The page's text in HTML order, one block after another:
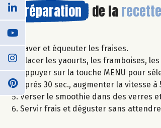
Préparation de la recette
Laver et équeuter les fraises.
Placer les yaourts, les framboises,
Appuyer sur la touche MENU pour
Après 30 sec., augmenter la vitesse
Verser le smoothie dans des verres
Servir frais et déguster sans